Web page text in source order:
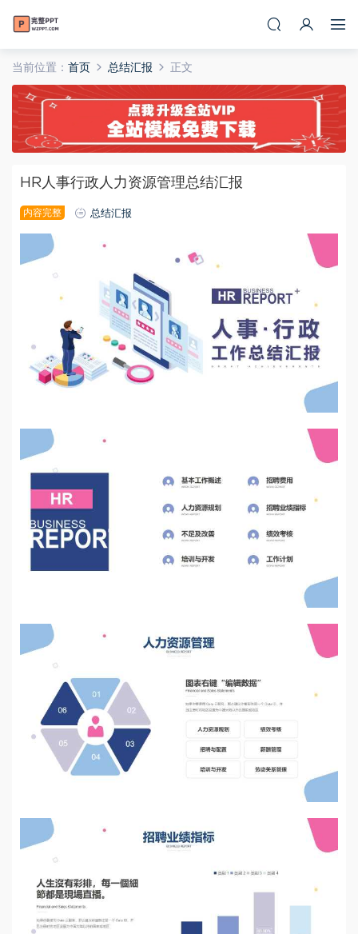
当前位置： 首页 总结汇报 正文
HR人事行政人力资源管理总结汇报
内容完整 总结汇报